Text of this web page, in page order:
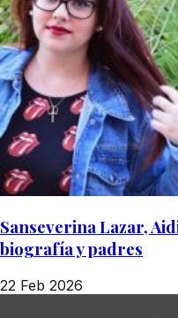
Sanseverina Lazar,
biografía y padres
22 Feb 2026